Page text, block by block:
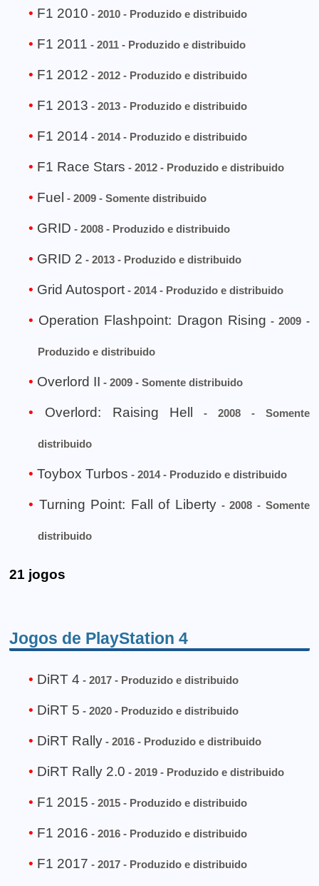
F1 2010 - 2010 - Produzido e distribuido
F1 2011 - 2011 - Produzido e distribuido
F1 2012 - 2012 - Produzido e distribuido
F1 2013 - 2013 - Produzido e distribuido
F1 2014 - 2014 - Produzido e distribuido
F1 Race Stars - 2012 - Produzido e distribuido
Fuel - 2009 - Somente distribuido
GRID - 2008 - Produzido e distribuido
GRID 2 - 2013 - Produzido e distribuido
Grid Autosport - 2014 - Produzido e distribuido
Operation Flashpoint: Dragon Rising - 2009 -
Produzido e distribuido
Overlord II - 2009 - Somente distribuido
Overlord: Raising Hell - 2008 - Somente
distribuido
Toybox Turbos - 2014 - Produzido e distribuido
Turning Point: Fall of Liberty - 2008 - Somente
distribuido
21 jogos
Jogos de PlayStation 4
DiRT 4 - 2017 - Produzido e distribuido
DiRT 5 - 2020 - Produzido e distribuido
DiRT Rally - 2016 - Produzido e distribuido
DiRT Rally 2.0 - 2019 - Produzido e distribuido
F1 2015 - 2015 - Produzido e distribuido
F1 2016 - 2016 - Produzido e distribuido
F1 2017 - 2017 - Produzido e distribuido